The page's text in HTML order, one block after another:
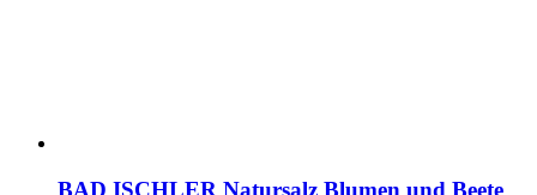
BAD ISCHLER Natursalz Blumen und Beete